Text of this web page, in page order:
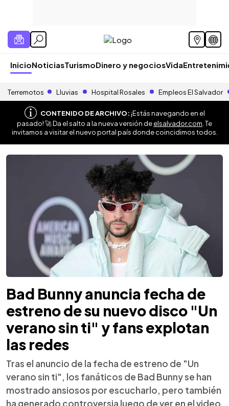
InicioNoticiasTurismoDinero y negociosVida
Terremotos Lluvias Hospital Rosales Empleos El Salvador
CONTENIDO DE ARCHIVO:¡Estás navegando en el
pasado! 🚀 Da el salto a la nueva versión deelsalvador.com . Te
invitamos a visitar el nuevo portal país donde coincidimos todos.
Bad Bunny anuncia fecha de
estreno de su nuevo disco "Un
verano sin ti" y fans explotan
las redes
Tras el anuncio de la fecha de estreno de "Un
verano sin ti", los fanáticos de Bad Bunny se han
mostrado ansiosos por escucharlo, pero también
ha generado controversia luego de ver en el video